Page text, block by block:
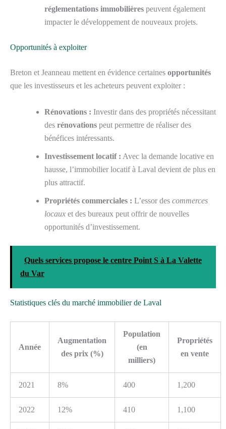
réglementations immobilières peuvent également
impacter le développement de nouveaux projets.
Opportunités à exploiter
Breton et Jeanneau mettent en évidence certaines opportunités
que les investisseurs et les acheteurs peuvent exploiter :
Rénovations : Investir dans des propriétés nécessitant
des rénovations peut permettre de réaliser des
bénéfices intéressants.
Investissement locatif : Avec la demande locative en
hausse, l’immobilier locatif à Laval devient de plus en
plus attractif.
Propriétés commerciales : L’essor des commerces
locaux et des bureaux peut offrir de nouvelles
opportunités d’investissement.
Quels services propose le centre Point S à La Valette
du Var
Statistiques clés du marché immobilier de Laval
Année
Augmentation
des prix (%)
Population
(en
milliers)
Propriétés
en vente
2021 8% 400 1,200
2022 12% 410 1,100